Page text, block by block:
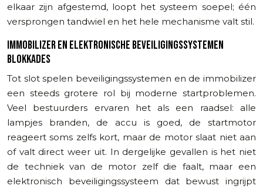
elkaar zijn afgestemd, loopt het systeem soepel; één
versprongen tandwiel en het hele mechanisme valt stil.
IMMOBILIZER EN ELEKTRONISCHE BEVEILIGINGSSYSTEMEN
BLOKKADES
Tot slot spelen beveiligingssystemen en de immobilizer
een steeds grotere rol bij moderne startproblemen.
Veel bestuurders ervaren het als een raadsel: alle
lampjes branden, de accu is goed, de startmotor
reageert soms zelfs kort, maar de motor slaat niet aan
of valt direct weer uit. In dergelijke gevallen is het niet
de techniek van de motor zelf die faalt, maar een
elektronisch beveiligingssysteem dat bewust ingrijpt